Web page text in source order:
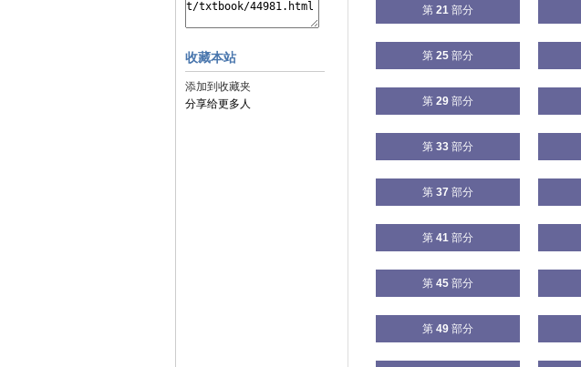
收藏本站
添加到收藏夹
分享给更多人
第 21 部分
第 25 部分
第 29 部分
第 33 部分
第 37 部分
第 41 部分
第 45 部分
第 49 部分